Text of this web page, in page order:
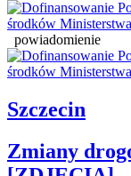
powiadomienie
Szczecin
Zmiany